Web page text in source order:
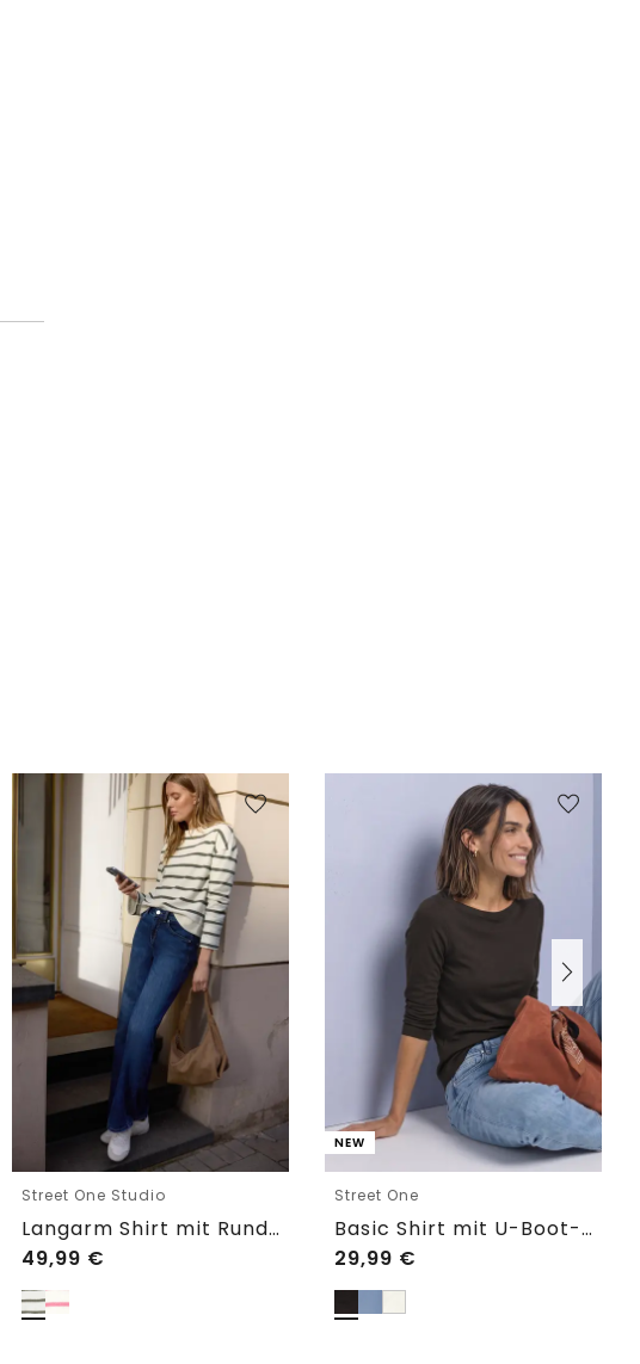
Street One Studio
Langarm Shirt mit Rundhals im Loose Fit
49,99 €
NEW
Street One
Basic Shirt mit U-Boot-Ausschnitt
29,99 €